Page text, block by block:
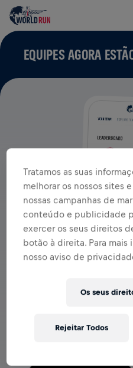
EQUIPES AGORA
VER EQUIPES NO APP
explore tudo no app —
Tratamos as suas
melhorar os nossos sites
nossas campanhas de
conteúdo e publicidade
exercer os seus direitos
botão à direita. Para
nosso aviso de
Os seus
Rejeitar Todos